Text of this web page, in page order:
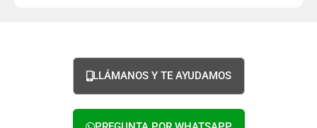
LLÁMANOS Y TE AYUDAMOS